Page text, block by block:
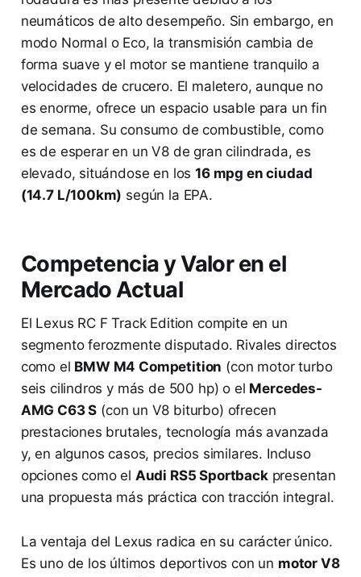
neumáticos de alto desempeño. Sin embargo, en
modo Normal o Eco, la transmisión cambia de
forma suave y el motor se mantiene tranquilo a
velocidades de crucero. El maletero, aunque no
es enorme, ofrece un espacio usable para un fin
de semana. Su consumo de combustible, como
es de esperar en un V8 de gran cilindrada, es
elevado, situándose en los16 mpg en ciudad
(14.7 L/100km) según la EPA.
Competencia y Valor en el
Mercado Actual
El Lexus RC F Track Edition compite en un
segmento ferozmente disputado. Rivales directos
como el BMW M4 Competition (con motor turbo
seis cilindros y más de 500 hp) o el Mercedes-
AMG C63 S (con un V8 biturbo) ofrecen
prestaciones brutales, tecnología más avanzada
y, en algunos casos, precios similares. Incluso
opciones como el Audi RS5 Sportbackpresentan
una propuesta más práctica con tracción integral.
La ventaja del Lexus radica en su carácter único.
Es uno de los últimos deportivos con un motor V8